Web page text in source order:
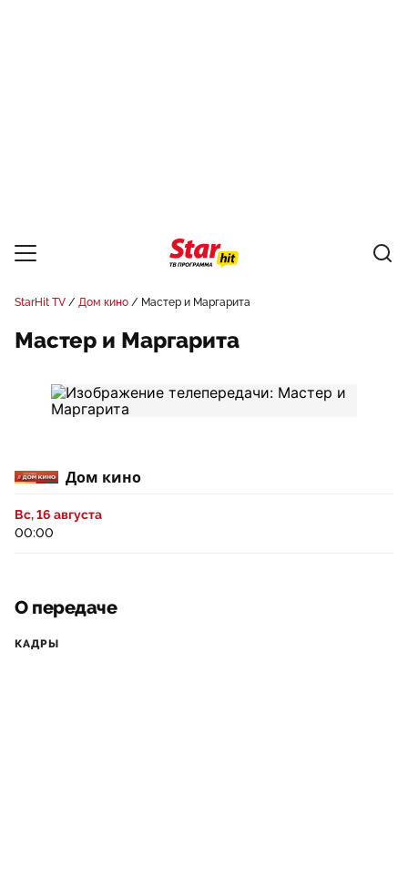
StarHit TV Дом кино Мастер и Маргарита
Мастер и Маргарита
Дом кино
Вс, 16 августа
00:00
О передаче
КАДРЫ